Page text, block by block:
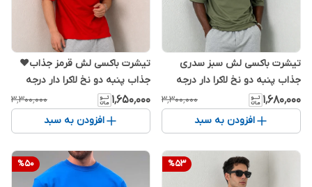
تیشرت باکسی لش سبز سدری
جذاب پنبه دو نخ لاکرا دار درجه
یک |
۱٬۶۸۰٬۰۰۰ ۳٬۳۰۰٬۰۰۰
افزودن به سبد
تیشرت باکسی لش قرمز جذاب❤️
جذاب پنبه دو نخ لاکرا دار درجه
یک | اورجینال دیلم
۱٬۶۵۰٬۰۰۰ ۳٬۳۰۰٬۰۰۰
افزودن به سبد
%53
%50